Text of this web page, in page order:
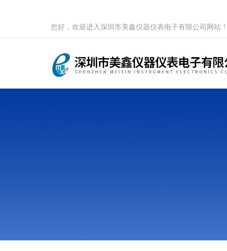
您好，欢迎进入深圳市美鑫仪器仪表电子有限公司网站